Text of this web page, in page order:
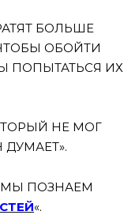
БОЛЬШЕ
ОБОЙТИ
ПОПЫТАТЬСЯ ИХ
НЕ МОГ
МЫ ПОЗНАЕМ
«.